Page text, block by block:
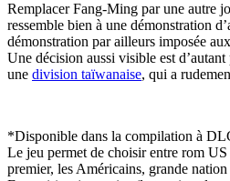
Remplacer Fang-Ming par une autre
ressemble bien à une démonstration
démonstration par ailleurs imposée
Une décision aussi visible est
une division taïwanaise, qui a
*Disponible dans la compilation à
Le jeu permet de choisir entre rom US
premier, les Américains, grande